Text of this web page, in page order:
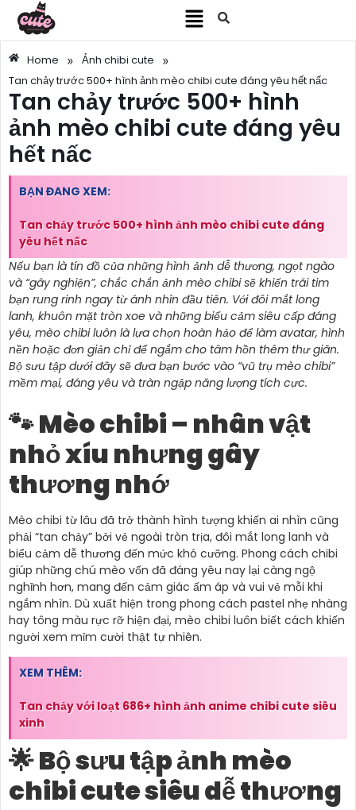
Home » Ảnh chibi cute »
Tan chảy trước 500+ hình ảnh mèo chibi cute đáng yêu hết nấc
Tan chảy trước 500+ hình
ảnh mèo chibi cute đáng yêu
hết nấc
BẠN ĐANG XEM:
Tan chảy trước 500+ hình ảnh mèo chibi cute đáng
yêu hết nấc
Nếu bạn là tín đồ của những hình ảnh dễ thương, ngọt ngào
và “gây nghiện”, chắc chắn ảnh mèo chibi sẽ khiến trái tim
bạn rung rinh ngay từ ánh nhìn đầu tiên. Với đôi mắt long
lanh, khuôn mặt tròn xoe và những biểu cảm siêu cấp đáng
yêu, mèo chibi luôn là lựa chọn hoàn hảo để làm avatar, hình
nền hoặc đơn giản chỉ để ngắm cho tâm hồn thêm thư giãn.
Bộ sưu tập dưới đây sẽ đưa bạn bước vào “vũ trụ mèo chibi”
mềm mại, đáng yêu và tràn ngập năng lượng tích cực.
🐾 Mèo chibi – nhân vật
nhỏ xíu nhưng gây
thương nhớ
Mèo chibi từ lâu đã trở thành hình tượng khiến ai nhìn cũng
phải “tan chảy” bởi vẻ ngoài tròn trịa, đôi mắt long lanh và
biểu cảm dễ thương đến mức khó cưỡng. Phong cách chibi
giúp những chú mèo vốn đã đáng yêu nay lại càng ngộ
nghĩnh hơn, mang đến cảm giác ấm áp và vui vẻ mỗi khi
ngắm nhìn. Dù xuất hiện trong phong cách pastel nhẹ nhàng
hay tông màu rực rỡ hiện đại, mèo chibi luôn biết cách khiến
người xem mỉm cười thật tự nhiên.
XEM THÊM:
Tan chảy với loạt 686+ hình ảnh anime chibi cute siêu
xinh
🌟 Bộ sưu tập ảnh mèo
chibi cute siêu dễ thương